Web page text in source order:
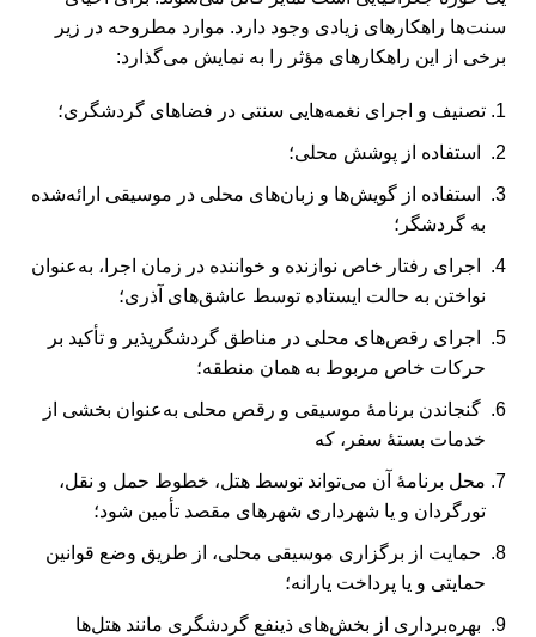
سنت‌ها راهکارهای زیادی وجود دارد. موارد مطروحه در زیر
برخی از این راهکارهای مؤثر را به نمایش می‌گذارد:
تصنیف و اجرای نغمه‌هایی سنتی در فضاهای گردشگری؛
استفاده از پوشش محلی؛
استفاده از گویش‌ها و زبان‌های محلی در موسیقی ارائه‌شده
به گردشگر؛
اجرای رفتار خاص نوازنده و خواننده در زمان اجرا، به‌عنوان
نواختن به حالت ایستاده توسط عاشق‌های آذری؛
اجرای رقص‌های محلی در مناطق گردشگر‌پذیر و تأکید بر
حرکات خاص مربوط به همان منطقه؛
گنجاندن برنامۀ موسیقی و رقص محلی به‌عنوان بخشی از
خدمات بستۀ سفر، که
محل برنامۀ آن می‌تواند توسط هتل، خطوط حمل و نقل،
تورگردان و یا شهرداری شهرهای مقصد تأمین شود؛
حمایت از برگزاری موسیقی محلی، از طریق وضع قوانین
حمایتی و یا پرداخت یارانه؛
بهره‌برداری از بخش‌های ذینفع گردشگری مانند هتل‌ها